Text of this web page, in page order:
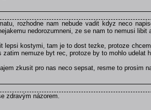
rozhodne nam nebude vadit kdyz neco
nedorozumneni, ze se nam to nemusi
lepsi kostymi, tam je to dost tezke, protoze
nemuze byt rec, protoze by to mohlo udelat
zkusit pro nas neco sepsat, resme to prosim
zdravým názorem.